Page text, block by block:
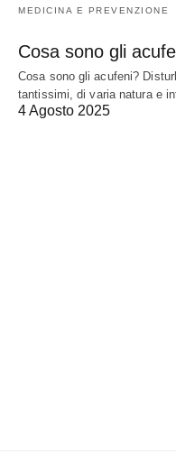
MEDICINA E PREVENZIONE
Cosa sono gli
Cosa sono gli acufeni?
tantissimi, di varia natura e
4 Agosto 2025